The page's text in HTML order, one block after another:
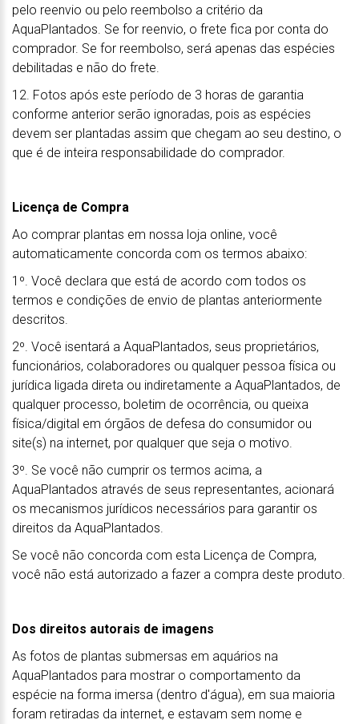
pelo reenvio ou pelo reembolso a critério da
AquaPlantados. Se for reenvio, o frete fica por conta do
comprador. Se for reembolso, será apenas das espécies
debilitadas e não do frete.
12. Fotos após este período de 3 horas de garantia
conforme anterior serão ignoradas, pois as espécies
devem ser plantadas assim que chegam ao seu destino, o
que é de inteira responsabilidade do comprador.
Licença de Compra
Ao comprar plantas em nossa loja online, você
automaticamente concorda com os termos abaixo:
1º. Você declara que está de acordo com todos os
termos e condições de envio de plantas anteriormente
descritos.
2º. Você isentará a AquaPlantados, seus proprietários,
funcionários, colaboradores ou qualquer pessoa física ou
jurídica ligada direta ou indiretamente a AquaPlantados, de
qualquer processo, boletim de ocorrência, ou queixa
física/digital em órgãos de defesa do consumidor ou
site(s) na internet, por qualquer que seja o motivo.
3º. Se você não cumprir os termos acima, a
AquaPlantados através de seus representantes, acionará
os mecanismos jurídicos necessários para garantir os
direitos da AquaPlantados.
Se você não concorda com esta Licença de Compra,
você não está autorizado a fazer a compra deste produto.
Dos direitos autorais de imagens
As fotos de plantas submersas em aquários na
AquaPlantados para mostrar o comportamento da
espécie na forma imersa (dentro d'água), em sua maioria
foram retiradas da internet, e estavam sem nome e